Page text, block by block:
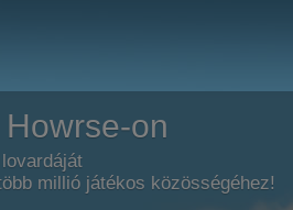
on
millió játékos közösségéhez!